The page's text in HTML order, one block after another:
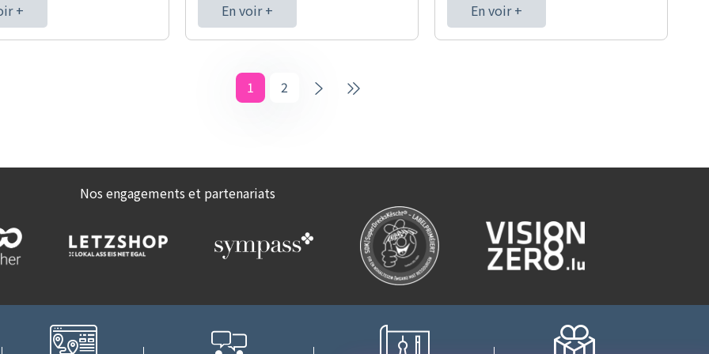
+ En voir + En voir +
1 2
Nos engagements et partenariats